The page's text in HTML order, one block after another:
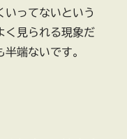
いってないという
く見られる現象だ
端ないです。